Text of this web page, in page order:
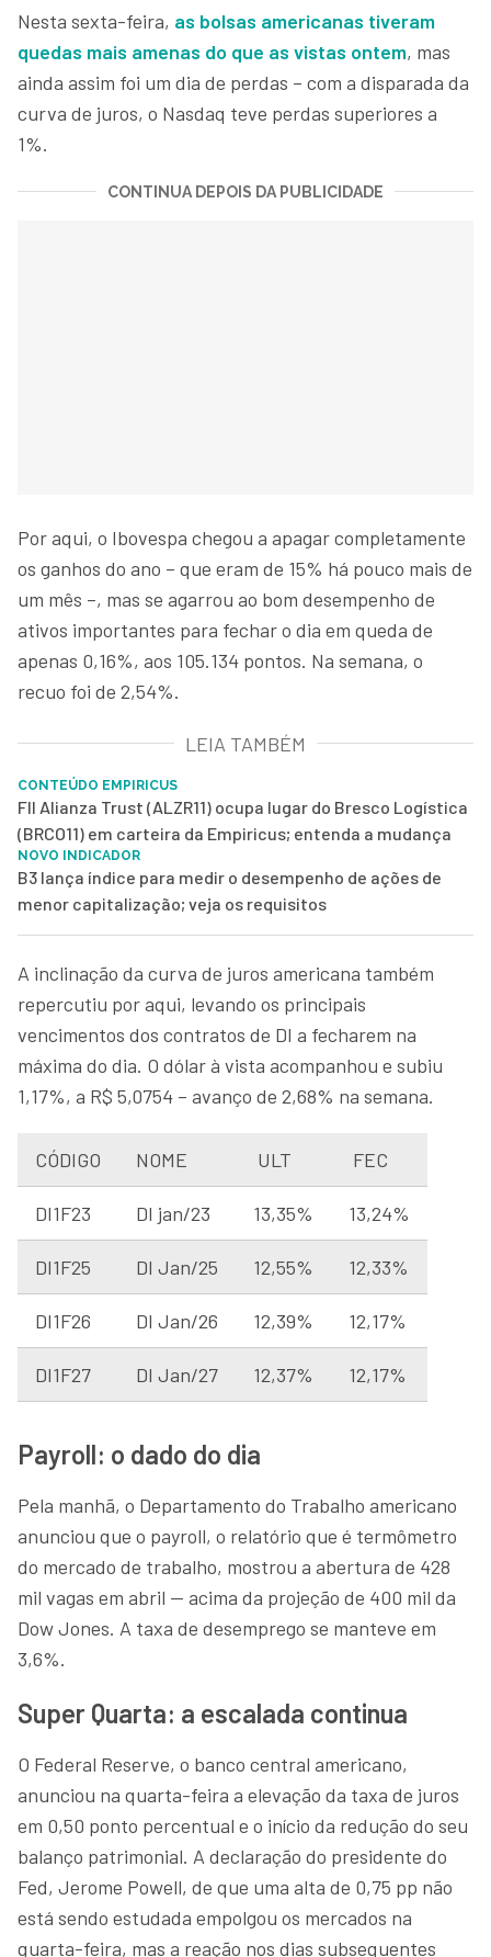
Nesta sexta-feira, as bolsas americanas tiveram
quedas mais amenas do que as vistas ontem, mas
ainda assim foi um dia de perdas – com a disparada da
curva de juros, o Nasdaq teve perdas superiores a
1%.
CONTINUA DEPOIS DA PUBLICIDADE
Por aqui, o Ibovespa chegou a apagar completamente
os ganhos do ano – que eram de 15% há pouco mais de
um mês –, mas se agarrou ao bom desempenho de
ativos importantes para fechar o dia em queda de
apenas 0,16%, aos 105.134 pontos. Na semana, o
recuo foi de 2,54%.
LEIA TAMBÉM
CONTEÚDO EMPIRICUS
FII Alianza Trust (ALZR11) ocupa lugar do Bresco Logística
(BRCO11) em carteira da Empiricus; entenda a mudança
NOVO INDICADOR
B3 lança índice para medir o desempenho de ações de
menor capitalização; veja os requisitos
A inclinação da curva de juros americana também
repercutiu por aqui, levando os principais
vencimentos dos contratos de DI a fecharem na
máxima do dia. O dólar à vista acompanhou e subiu
1,17%, a R$ 5,0754 – avanço de 2,68% na semana.
CÓDIGO NOME ULT FEC
DI1F23 DI jan/23 13,35% 13,24%
DI1F25 DI Jan/25 12,55% 12,33%
DI1F26 DI Jan/26 12,39% 12,17%
DI1F27 DI Jan/27 12,37% 12,17%
Payroll: o dado do dia
Pela manhã, o Departamento do Trabalho americano
anunciou que o payroll, o relatório que é termômetro
do mercado de trabalho, mostrou a abertura de 428
mil vagas em abril — acima da projeção de 400 mil da
Dow Jones. A taxa de desemprego se manteve em
3,6%.
Super Quarta: a escalada continua
O Federal Reserve, o banco central americano,
anunciou na quarta-feira a elevação da taxa de juros
em 0,50 ponto percentual e o início da redução do seu
balanço patrimonial. A declaração do presidente do
Fed, Jerome Powell, de que uma alta de 0,75 pp não
está sendo estudada empolgou os mercados na
quarta-feira, mas a reação nos dias subsequentes